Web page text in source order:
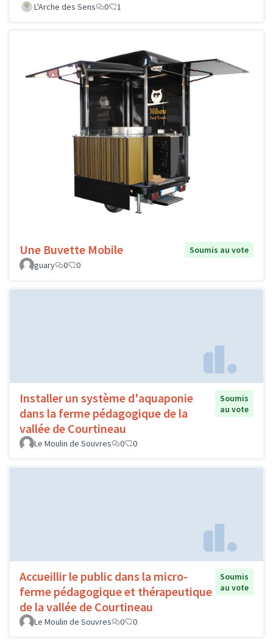
L'Arche des Sens 0 1
Une Buvette Mobile
Soumis au vote
guary
0 0
Installer un système d'aquaponie
dans la ferme pédagogique de la
vallée de Courtineau
Soumis
au vote
Le Moulin de Souvres 0 0
Accueillir le public dans la micro-
ferme pédagogique et thérapeutique
de la vallée de Courtineau
Soumis
au vote
Le Moulin de Souvres 0 0